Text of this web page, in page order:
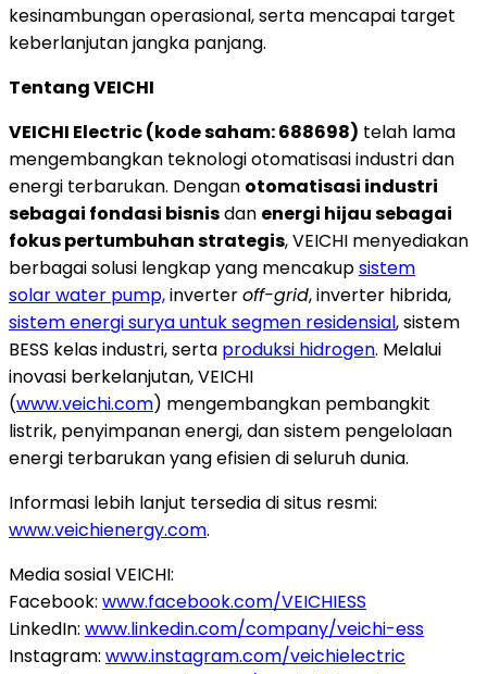
kesinambungan operasional, serta mencapai target
keberlanjutan jangka panjang.
Tentang VEICHI
VEICHI Electric (kode saham: 688698) telah lama
mengembangkan teknologi otomatisasi industri dan
energi terbarukan. Dengan otomatisasi industri
sebagai fondasi bisnisdan energi hijau sebagai
fokus pertumbuhan strategis, VEICHI menyediakan
berbagai solusi lengkap yang mencakupsistem
solar water pump,inverteroff-grid, inverter hibrida,
sistem energi surya untuk segmen residensial, sistem
BESS kelas industri, serta produksi hidrogen. Melalui
inovasi berkelanjutan, VEICHI
(www.veichi.com) mengembangkan pembangkit
listrik, penyimpanan energi, dan sistem pengelolaan
energi terbarukan yang efisien di seluruh dunia.
Informasi lebih lanjut tersedia di situs resmi:
www.veichienergy.com.
Media sosial VEICHI:
Facebook: www.facebook.com/VEICHIESS
LinkedIn: www.linkedin.com/company/veichi-ess
Instagram: www.instagram.com/veichielectric